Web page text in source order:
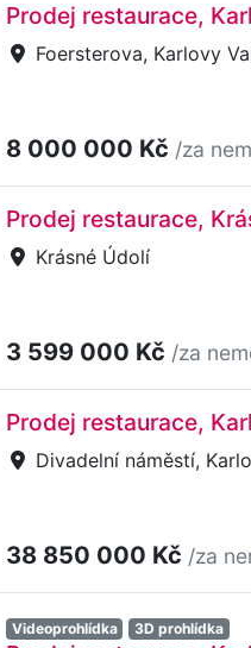
Prodej restaurace,
Foersterova, Karlovy
8 000 000 Kč /za
Prodej restaurace,
Krásné Údolí
3 599 000 Kč /za
Prodej restaurace,
Divadelní náměstí,
38 850 000 Kč /za
Videoprohlídka 3D prohlídka